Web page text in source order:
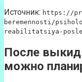
Источник: https://
beremennosti/
reabilitatsiya-
После
можно